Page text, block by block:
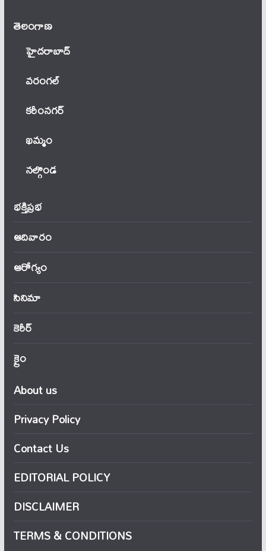
తెలంగాణ‌
హైదరాబాద్
వ‌రంగ‌ల్
కరీంనగర్
ఖ‌మ్మం
నల్గొండ
భక్తిప్రభ
ఆదివారం
ఆరోగ్యం
సినిమా
కెరీర్
క్రైం
About us
Privacy Policy
Contact Us
EDITORIAL POLICY
DISCLAIMER
TERMS & CONDITIONS